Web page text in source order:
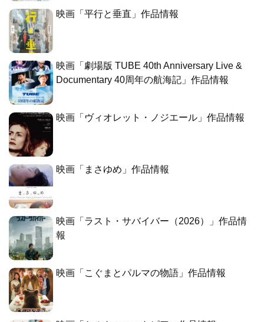
映画「平行と垂直」作品情報
映画「劇場版 TUBE 40th Anniversary Live &
Documentary 40周年の航海記」作品情報
映画「ヴィオレット・ノジエール」作品情報
映画「まさゆめ」作品情報
映画「ラスト・サバイバー（2026）」作品情
報
映画「こぐまとパルマの物語」作品情報